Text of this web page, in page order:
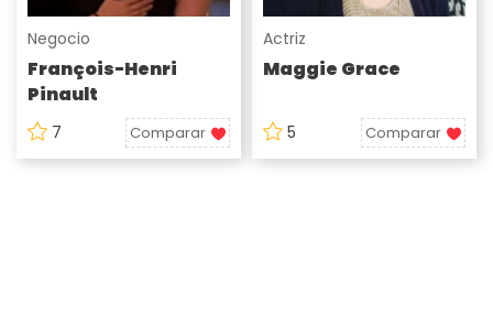
Negocio
François-Henri
Pinault
7 Comparar
Actriz
Maggie Grace
5 Comparar